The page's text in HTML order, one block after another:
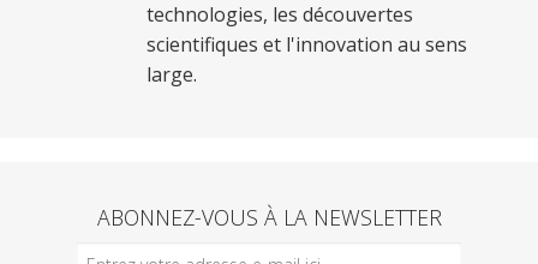
technologies, les découvertes
scientifiques et l'innovation au sens
large.
ABONNEZ-VOUS À LA NEWSLETTER